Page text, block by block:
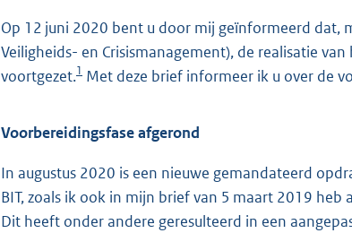
K
b
Op 12 juni 2020 bent u door mij geïnformeerd dat,
Veiligheids- en Crisismanagement), de realisatie
voortgezet.1 Met deze brief informeer ik u over de
Voorbereidingsfase afgerond
In augustus 2020 is een nieuwe gemandateerd
BIT, zoals ik ook in mijn brief van 5 maart 2019 heb
Dit heeft onder andere geresulteerd in een